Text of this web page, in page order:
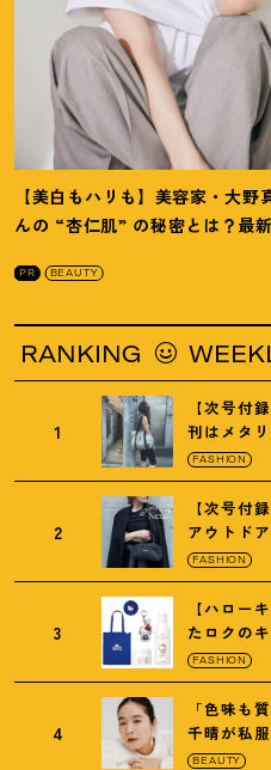
【美白もハリも】美容家・大野
んの “杏仁肌” の秘密とは ？ 最
PR BEAUTY
WEEKLY
1
【次号付
刊はメタ
の保冷バッ
FASHION
2
【次号付
アウトド
トの黒ショ
FASHION
3
【ハロー
たロクの
ゼの限定パ
FASHION
4
「色味も
千晴が私
リクイド
BEAUTY